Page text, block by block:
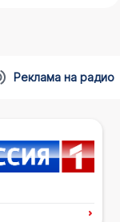
Реклама на радио